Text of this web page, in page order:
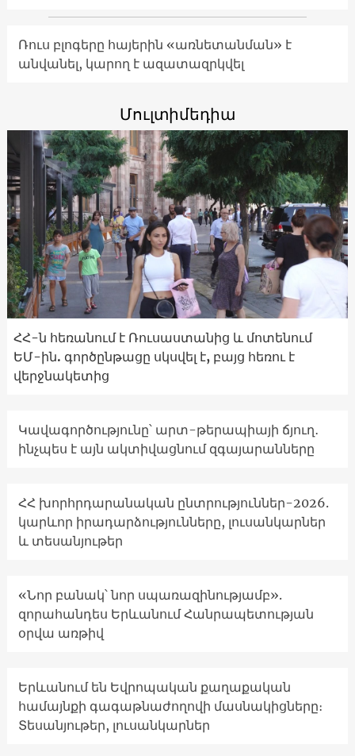
Ռուս բլոգերը հայերին «առնետանման» է
անվանել, կարող է ազատազրկվել
Մուլտիմեդիա
ՀՀ-ն հեռանում է Ռուսաստանից և մոտենում
ԵՄ-ին. գործընթացը սկսվել է, բայց հեռու է
վերջնակետից
Կավագործությունը՝ արտ-թերապիայի ճյուղ․
ինչպես է այն ակտիվացնում զգայարանները
ՀՀ խորհրդարանական ընտրություններ-2026.
կարևոր իրադարձությունները, լուսանկարներ
և տեսանյութեր
«Նոր բանակ՝ նոր սպառազինությամբ».
զորահանդես Երևանում Հանրապետության
օրվա առթիվ
Երևանում են Եվրոպական քաղաքական
համայնքի գագաթնաժողովի մասնակիցները։
Տեսանյութեր, լուսանկարներ